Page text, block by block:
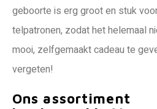
geboorte is erg groot en stuk
telpatronen, zodat het helemaal
mooi, zelfgemaakt cadeau te
vergeten!
Ons assortiment